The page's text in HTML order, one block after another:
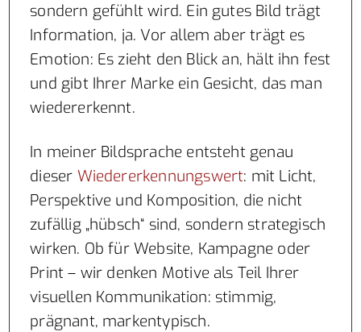
sondern gefühlt wird. Ein gutes Bild trägt
Information, ja. Vor allem aber trägt es
Emotion: Es zieht den Blick an, hält ihn fest
und gibt Ihrer Marke ein Gesicht, das man
wiedererkennt.
In meiner Bildsprache entsteht genau
dieser Wiedererkennungswert: mit Licht,
Perspektive und Komposition, die nicht
zufällig „hübsch“ sind, sondern strategisch
wirken. Ob für Website, Kampagne oder
Print – wir denken Motive als Teil Ihrer
visuellen Kommunikation: stimmig,
prägnant, markentypisch.